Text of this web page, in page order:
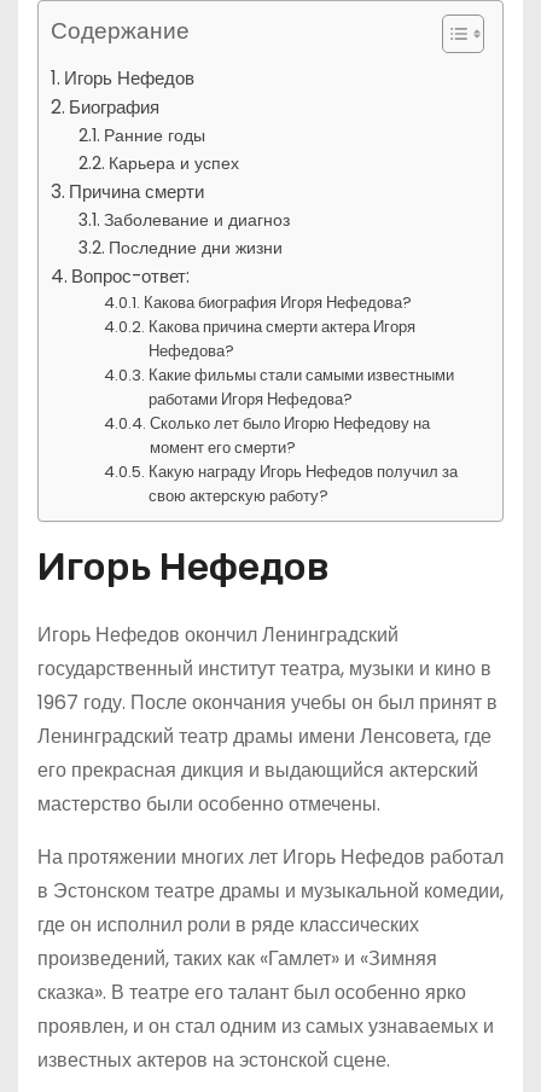
Содержание
Игорь Нефедов
Биография
Ранние годы
Карьера и успех
Причина смерти
Заболевание и диагноз
Последние дни жизни
Вопрос-ответ:
Какова биография Игоря Нефедова?
Какова причина смерти актера Игоря
Нефедова?
Какие фильмы стали самыми известными
работами Игоря Нефедова?
Сколько лет было Игорю Нефедову на
момент его смерти?
Какую награду Игорь Нефедов получил за
свою актерскую работу?
Игорь Нефедов
Игорь Нефедов окончил Ленинградский
государственный институт театра, музыки и кино в
1967 году. После окончания учебы он был принят в
Ленинградский театр драмы имени Ленсовета, где
его прекрасная дикция и выдающийся актерский
мастерство были особенно отмечены.
На протяжении многих лет Игорь Нефедов работал
в Эстонском театре драмы и музыкальной комедии,
где он исполнил роли в ряде классических
произведений, таких как «Гамлет» и «Зимняя
сказка». В театре его талант был особенно ярко
проявлен, и он стал одним из самых узнаваемых и
известных актеров на эстонской сцене.